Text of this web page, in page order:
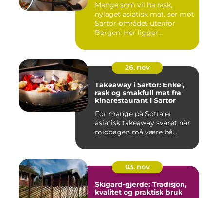
Mange som vil ha rask,
nylaget asiatisk mat, ser mot
Sartor-området utenfor
Bergen. Her ligger...
26. nov
Takeaway i Sartor: Enkel,
rask og smakfull mat fra
kinarestaurant i Sartor
For mange på Sotra er
asiatisk takeaway svaret når
middagen må være bå...
03. nov
Skigard-gjerde: Tradisjon,
kvalitet og praktisk bruk